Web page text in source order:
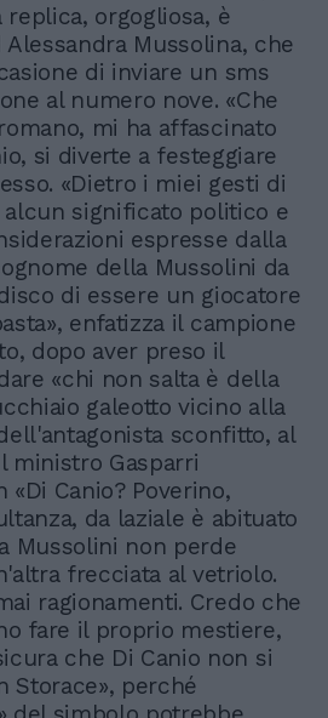
replica, orgogliosa, è
Mussolina, che
di inviare un sms
al numero nove. «Che
mi ha affascinato
si diverte a festeggiare
«Dietro i miei gesti di
significato politico e
espresse dalla
della Mussolini da
di essere un giocatore
enfatizza il campione
dopo aver preso il
«chi non salta è della
galeotto vicino alla
sconfitto, al
ministro Gasparri
Canio? Poverino,
da laziale è abituato
Mussolini non perde
frecciata al vetriolo.
ragionamenti. Credo che
fare il proprio mestiere,
che Di Canio non si
Storace», perché